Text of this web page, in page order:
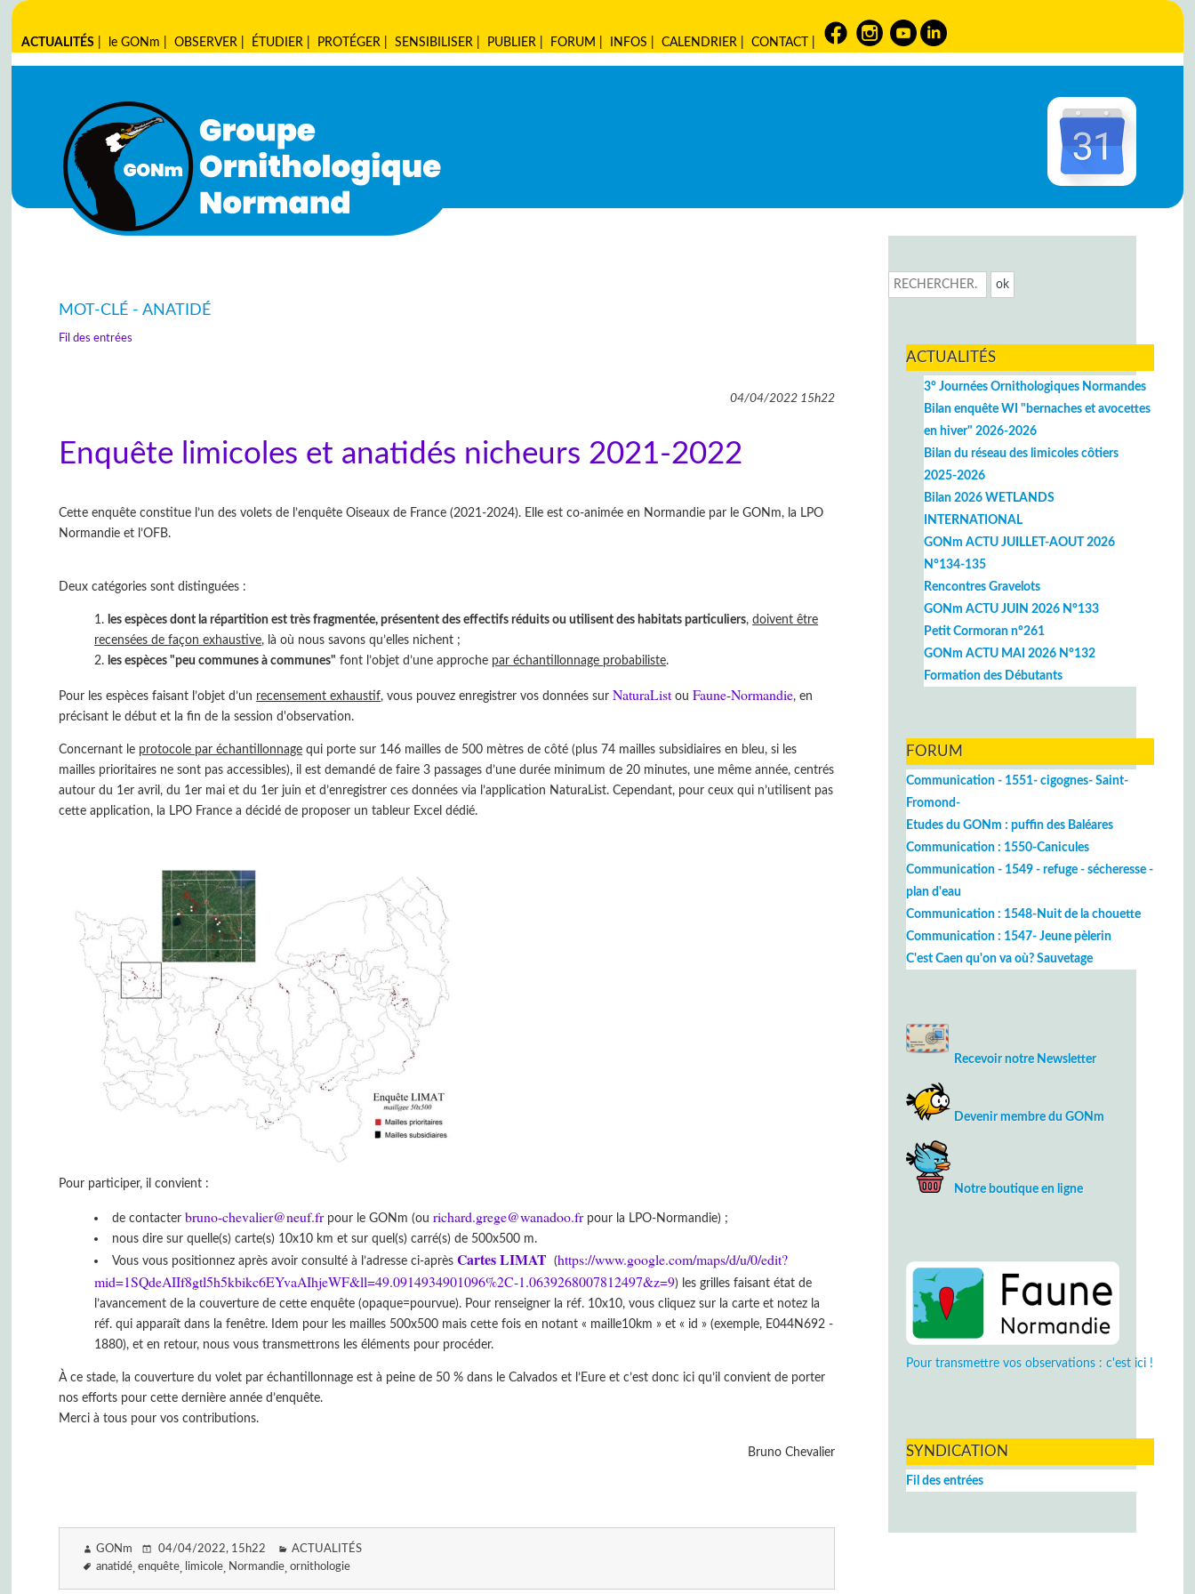
ACTUALITÉS le GONm |OBSERVER ÉTUDIER PROTÉGER |SENSIBILISER PUBLIER FORUM INFOS |CALENDRIER |CONTACT
MOT-CLÉ - ANATIDÉ
Fil des entrées
04/04/202215h22
Enquête limicoles et anatidés nicheurs 2021-2022
Cette enquête constitue l’un des volets de l’enquête Oiseaux de France (2021-2024). Elle est co-animée en Normandie par le GONm, la LPO
Normandie et l’OFB.
Deux catégories sont distinguées :
les espèces dont la répartition est très fragmentée, présentent des effectifs réduits ou utilisent des habitats particuliers,doivent être
recensées de façon exhaustive, là où nous savons qu’elles nichent ;
les espèces "peu communes à communes" font l’objet d’une approche par échantillonnage probabiliste.
Pour les espèces faisant l’objet d’un recensement exhaustif, vous pouvez enregistrer vos données sur NaturaListou Faune-Normandie, en
précisant le début et la fin de la session d'observation.
Concernant le protocole par échantillonnage qui porte sur 146 mailles de 500 mètres de côté (plus 74 mailles subsidiaires en bleu, si les
mailles prioritaires ne sont pas accessibles), il est demandé de faire 3 passages d’une durée minimum de 20 minutes, une même année, centrés
autour du 1er avril, du 1er mai et du 1er juin et d’enregistrer ces données via l’application NaturaList. Cependant, pour ceux qui n’utilisent pas
cette application, la LPO France a décidé de proposer un tableur Excel dédié.
Pour participer, il convient :
de contacter bruno-chevalier@neuf.frpour le GONm (ou richard.grege@wanadoo.frpour la LPO-Normandie) ;
nous dire sur quelle(s) carte(s) 10x10 km et sur quel(s) carré(s) de 500x500 m.
Vous vous positionnez après avoir consulté à l’adresse ci-après Cartes LIMAT (https://www.google.com/maps/d/u/0/edit?
mid=1SQdeAIIf8gtl5h5kbikc6EYvaAIhjeWF&ll=49.0914934901096%2C-1.0639268007812497&z=9) les grilles faisant état de
l’avancement de la couverture de cette enquête (opaque=pourvue). Pour renseigner la réf. 10x10, vous cliquez sur la carte et notez la
réf. qui apparaît dans la fenêtre. Idem pour les mailles 500x500 mais cette fois en notant « maille10km » et « id » (exemple, E044N692 -
1880), et en retour, nous vous transmettrons les éléments pour procéder.
À ce stade, la couverture du volet par échantillonnage est à peine de 50 % dans le Calvados et l’Eure et c’est donc ici qu’il convient de porter
nos efforts pour cette dernière année d’enquête.
Merci à tous pour vos contributions.
Bruno Chevalier
GONm 04/04/2022, 15h22
ACTUALITÉS
anatidé enquête limicole Normandie ornithologie
ACTUALITÉS
3° Journées Ornithologiques Normandes
Bilan enquête WI "bernaches et avocettes
en hiver" 2026-2026
Bilan du réseau des limicoles côtiers
2025-2026
Bilan 2026 WETLANDS
INTERNATIONAL
GONm ACTU JUILLET-AOUT 2026
N°134-135
Rencontres Gravelots
GONm ACTU JUIN 2026 N°133
Petit Cormoran n°261
GONm ACTU MAI 2026 N°132
Formation des Débutants
FORUM
Communication - 1551- cigognes- Saint-
Fromond-
Etudes du GONm : puffin des Baléares
Communication : 1550-Canicules
Communication - 1549 - refuge - sécheresse -
plan d'eau
Communication : 1548-Nuit de la chouette
Communication : 1547- Jeune pèlerin
C'est Caen qu'on va où? Sauvetage
Recevoir notre Newsletter
Devenir membre du GONm
Notre boutique en ligne
Pour transmettre vos observations : c'est ici !
SYNDICATION
Fil des entrées